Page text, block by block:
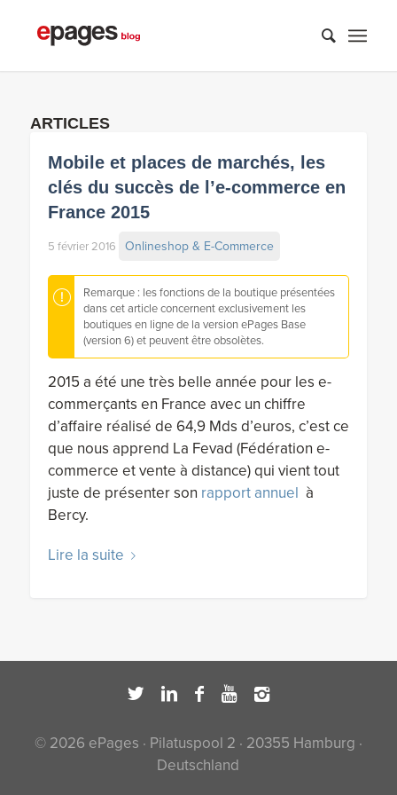
ARTICLES
Mobile et places de marchés, les
clés du succès de l’e-commerce en
France 2015
5 février 2016 Onlineshop & E-Commerce
Remarque : les fonctions de la boutique présentées
dans cet article concernent exclusivement les
boutiques en ligne de la version ePages Base
(version 6) et peuvent être obsolètes.
2015 a été une très belle année pour les e-
commerçants en France avec un chiffre
d’affaire réalisé de 64,9 Mds d’euros, c’est ce
que nous apprend La Fevad (Fédération e-
commerce et vente à distance) qui vient tout
juste de présenter son rapport annuel à
Bercy.
Lire la suite
© 2026 ePages · Pilatuspool 2 · 20355 Hamburg ·
Deutschland